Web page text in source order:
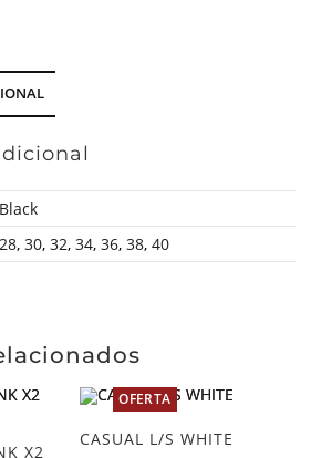
Black
28,30,32,34,36,38,40
X2
OFERTA
CASUAL L/S WHITE